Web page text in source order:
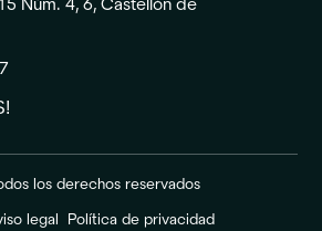
los derechos reservados
legal Política de privacidad